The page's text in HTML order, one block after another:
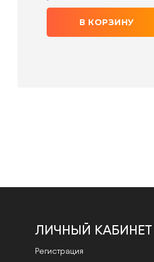
В КОРЗИНУ
ЛИЧНЫЙ КАБИНЕТ
Регистрация